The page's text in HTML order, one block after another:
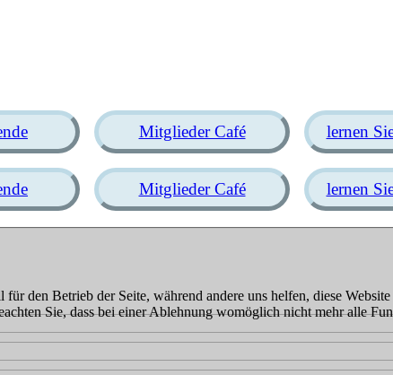
Mitglieder Café lernen
Mitglieder Café lernen
den Betrieb der Seite, während andere uns helfen, diese
Sie, dass bei einer Ablehnung womöglich nicht mehr alle